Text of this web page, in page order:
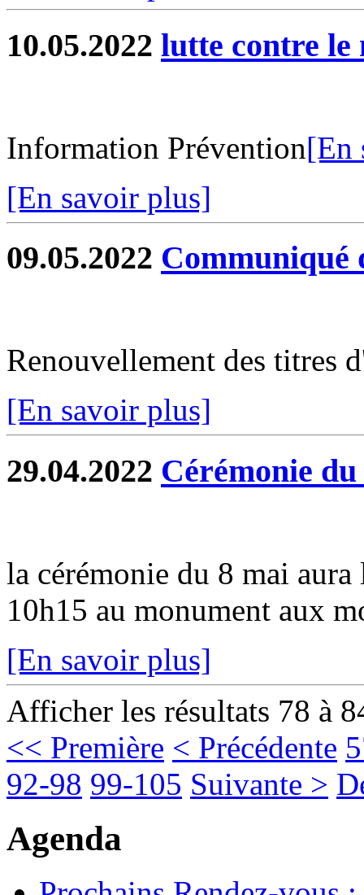
10.05.2022 lutte contre le
Information Prévention[En
[En savoir plus]
09.05.2022 Communiqué
Renouvellement des titres
[En savoir plus]
29.04.2022 Cérémonie
la cérémonie du 8 mai
10h15 au monument aux
[En savoir plus]
Afficher les résultats 78 à
<< Première < Précédente
92-98 99-105 Suivante >
Agenda